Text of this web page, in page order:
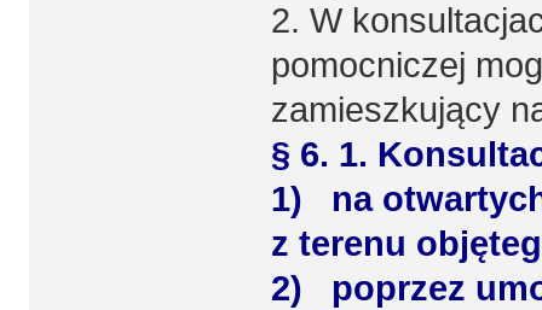
2. W
pomocniczej
zamieszkujący
§ 6. 1.
1) na
z terenu
2) poprzez